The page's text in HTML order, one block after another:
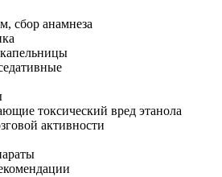
сбор анамнеза
токсический вред этанола
активности